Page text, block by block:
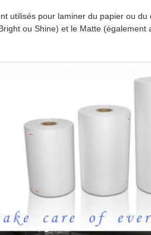
utilisés pour laminer du papier ou
ou Shine) et le Matte (également